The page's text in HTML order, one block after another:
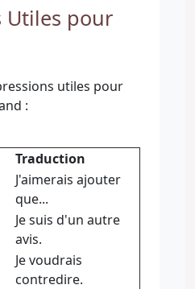
Utiles pour
utiles pour
:
Traduction
J'aimerais ajouter
que...
Je suis d'un autre
avis.
Je voudrais
contredire.